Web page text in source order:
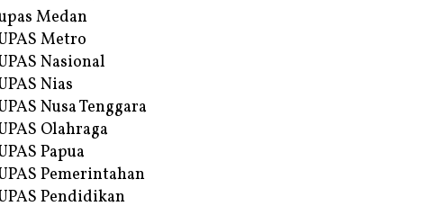
Medan
Metro
Nasional
Nias
Nusa Tenggara
Olahraga
Papua
Pemerintahan
Pendidikan